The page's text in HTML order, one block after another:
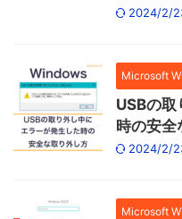
2024/2/
Microsoft
USBの取
時の安全
2024/2/
Microsoft